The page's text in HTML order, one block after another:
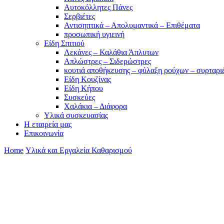
Αυτοκόλλητες Πάνες
Σερβιέτες
Αντισηπτικά – Απολυμαντικά – Επιθέματα
προσωπική υγιεινή
Είδη Σπιτιού
Λεκάνες – Καλάθια Άπλυτων
Απλώστρες – Σιδερώστρες
κουτιά αποθήκευσης – φύλαξη ρούχων –
Είδη Κουζίνας
Είδη Κήπου
Συσκεύες
Χαλάκια – Διάφορα
Yλικά συσκευασίας
Η εταιρεία μας
Επικοινωνία
Home Υλικά και Εργαλεία Καθαρισμού